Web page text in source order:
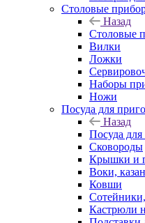
Столовые
Назад
Столовые
Вилки
Ложки
Наборы
Ножи
Посуда для
Назад
Посуда
Сковороды
Крышки и
Воки,
Ковши
Кастрюли